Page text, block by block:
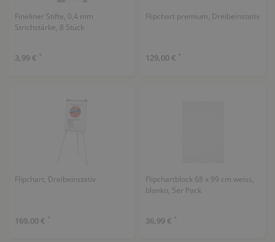
Fineliner Stifte, 0,4 mm
Strichstärke, 8 Stück
3,99 € *
Flipchart premium, Dreibeinstativ
129,00 € *
Flipchart, Dreibeinstativ
169,00 € *
Flipchartblock 68 x 99 cm weiss,
blanko, 5er Pack
36,99 € *